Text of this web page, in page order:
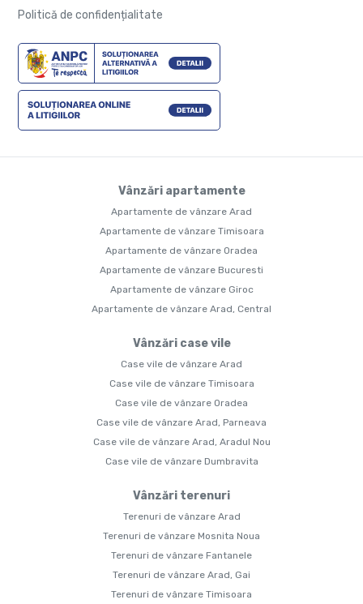
Politică de confidențialitate
Vânzări apartamente
Apartamente de vânzare Arad
Apartamente de vânzare Timisoara
Apartamente de vânzare Oradea
Apartamente de vânzare Bucuresti
Apartamente de vânzare Giroc
Apartamente de vânzare Arad, Central
Vânzări case vile
Case vile de vânzare Arad
Case vile de vânzare Timisoara
Case vile de vânzare Oradea
Case vile de vânzare Arad, Parneava
Case vile de vânzare Arad, Aradul Nou
Case vile de vânzare Dumbravita
Vânzări terenuri
Terenuri de vânzare Arad
Terenuri de vânzare Mosnita Noua
Terenuri de vânzare Fantanele
Terenuri de vânzare Arad, Gai
Terenuri de vânzare Timisoara